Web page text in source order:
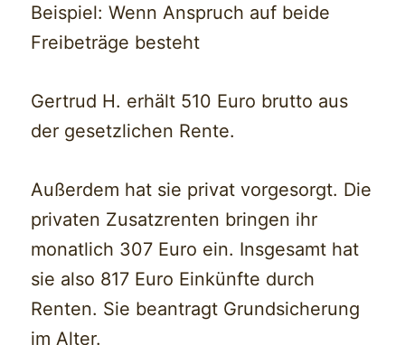
Beispiel: Wenn Anspruch auf beide
Freibeträge besteht
Gertrud H. erhält 510 Euro brutto aus
der gesetzlichen Rente.
Außerdem hat sie privat vorgesorgt. Die
privaten Zusatzrenten bringen ihr
monatlich 307 Euro ein. Insgesamt hat
sie also 817 Euro Einkünfte durch
Renten. Sie beantragt Grundsicherung
im Alter.